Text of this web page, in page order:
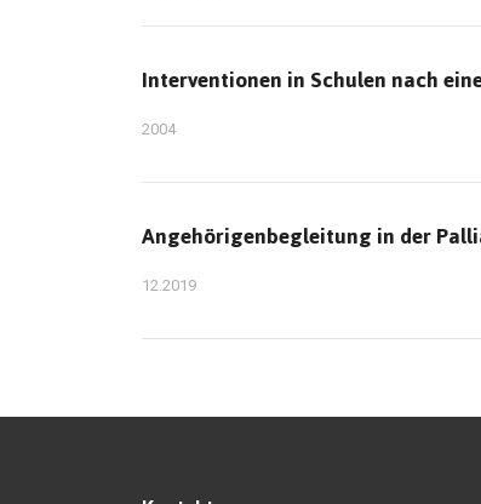
Interventionen in Schulen nach
2004
Angehörigenbegleitung in der
12.2019